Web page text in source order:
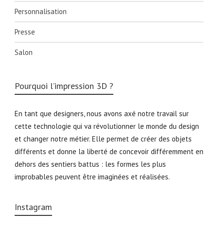
Personnalisation
Presse
Salon
Pourquoi l’impression 3D ?
En tant que designers, nous avons axé notre travail sur
cette technologie qui va révolutionner le monde du design
et changer notre métier. Elle permet de créer des objets
différents et donne la liberté de concevoir différemment en
dehors des sentiers battus : les formes les plus
improbables peuvent être imaginées et réalisées.
Instagram